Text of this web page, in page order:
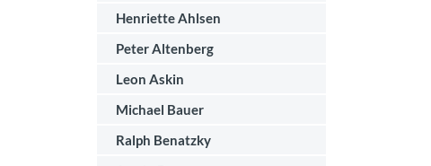
Henriette Ahlsen
Peter Altenberg
Leon Askin
Michael Bauer
Ralph Benatzky